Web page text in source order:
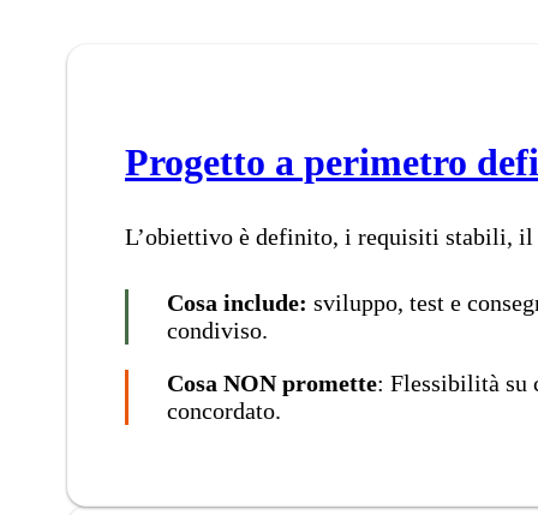
Progetto a perimetro
L’obiettivo è definito, i requisiti stabili, il
Cosa include: sviluppo, test e
condiviso.
Cosa NON promette: Flessibilità su
concordato.